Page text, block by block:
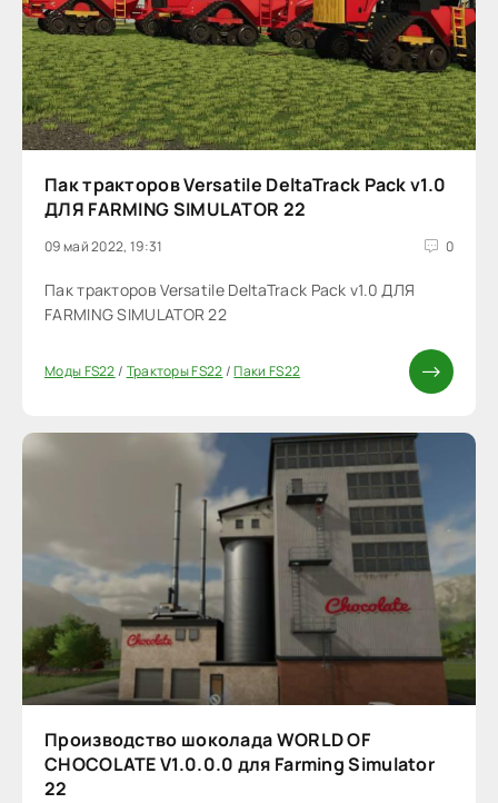
Пак тракторов Versatile DeltaTrack Pack v1.0
ДЛЯ FARMING SIMULATOR 22
09 май 2022, 19:31 0
Пак тракторов Versatile DeltaTrack Pack v1.0 ДЛЯ
FARMING SIMULATOR 22
Моды FS22/ Тракторы FS22/Паки FS22
Производство шоколада WORLD OF
CHOCOLATE V1.0.0.0 для Farming Simulator
22